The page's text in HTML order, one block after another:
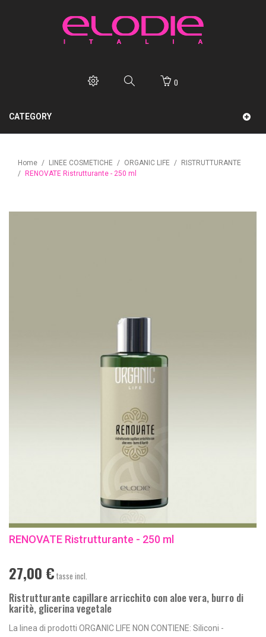
0
CATEGORY
Home / LINEE COSMETICHE / ORGANIC LIFE /
RISTRUTTURANTE
/
RENOVATE Ristrutturante - 250 ml
RENOVATE Ristrutturante - 250 ml
27,00 € tasse incl.
Ristrutturante capillare arricchito con aloe vera, burro di
karitè, glicerina vegetale
La linea di prodotti ORGANIC LIFE NON CONTIENE: Siliconi -